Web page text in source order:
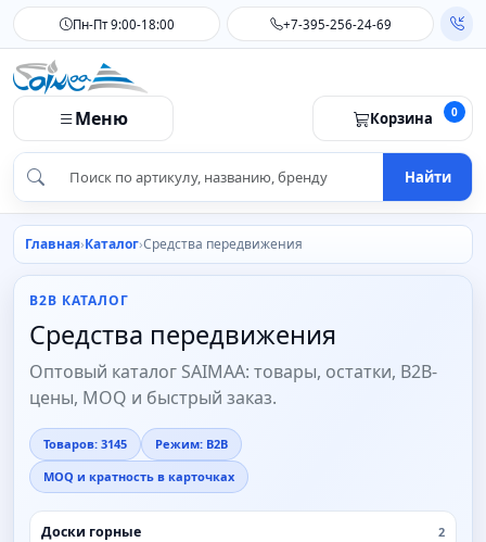
Пн-Пт 9:00-18:00 +7-395-256-24-69
Меню Корзина 0
Найти
Главная Каталог Средства передвижения
B2B КАТАЛОГ
Средства передвижения
Оптовый каталог SAIMAA: товары, остатки, B2B-
цены, MOQ и быстрый заказ.
Товаров: 3145
Режим: B2B
MOQ и кратность в карточках
Доски горные 2